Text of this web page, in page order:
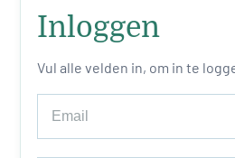
Inloggen
Vul alle velden in, om in te